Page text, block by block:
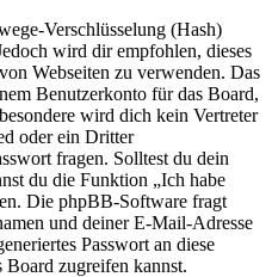
Verschlüsselung (Hash)
wird dir empfohlen, dieses
Webseiten zu verwenden. Das
Benutzerkonto für das Board,
wird dich kein Vertreter
oder ein Dritter
fragen. Solltest du dein
du die Funktion „Ich habe
Die phpBB-Software fragt
und deiner E-Mail-Adresse
Passwort an diese
Board zugreifen kannst.